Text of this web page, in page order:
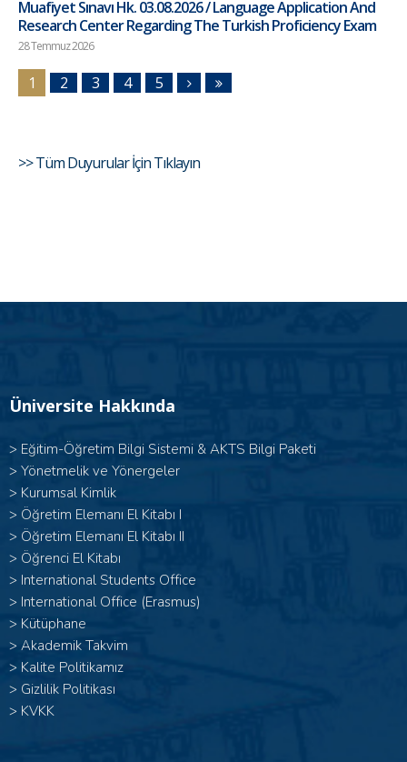
Muafiyet Sınavı Hk. 03.08.2026 / Language Application And
Research Center Regarding The Turkish Proficiency Exam
28 Temmuz 2026
1 2 3 4 5
>> Tüm Duyurular İçin Tıklayın
Üniversite Hakkında
> Eğitim-Öğretim Bilgi Sistemi & AKTS Bilgi Paketi
> Yönetmelik ve Yönergeler
> Kurumsal Kimlik
> Öğretim Elemanı El Kitabı I
> Öğretim Elemanı El Kitabı II
> Öğrenci El Kitabı
> International Students Office
> International Office (Erasmus)
> Kütüphane
> Akademik Takvim
> Kalite Politikamız
> Gizlilik Politikası
> KVKK